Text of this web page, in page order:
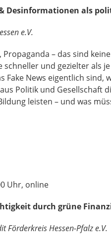
Desinformationen als
e.V.
– das sind
und gezielter als
Fake News eigentlich
Politik und Gesellschaft
leisten – und was
Uhr, online
durch grüne
Förderkreis Hessen-Pfalz e.V.